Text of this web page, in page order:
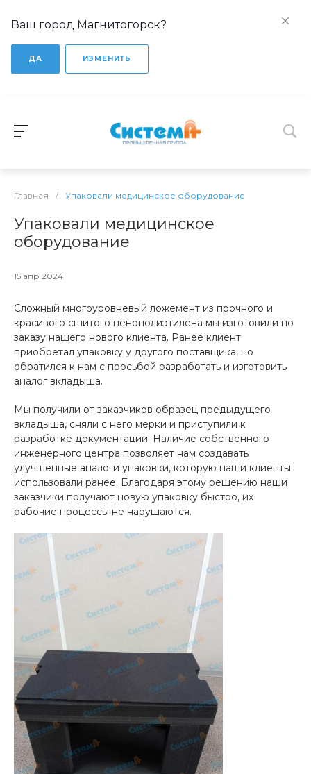
Ваш город Магнитогорск?
ДА ИЗМЕНИТЬ
Главная / Упаковали медицинское оборудование
Упаковали медицинское
оборудование
15 апр 2024
Сложный многоуровневый ложемент из прочного и
красивого сшитого пенополиэтилена мы изготовили по
заказу нашего нового клиента. Ранее клиент
приобретал упаковку у другого поставщика, но
обратился к нам с просьбой разработать и изготовить
аналог вкладыша.
Мы получили от заказчиков образец предыдущего
вкладыша, сняли с него мерки и приступили к
разработке документации. Наличие собственного
инженерного центра позволяет нам создавать
улучшенные аналоги упаковки, которую наши клиенты
использовали ранее. Благодаря этому решению наши
заказчики получают новую упаковку быстро, их
рабочие процессы не нарушаются.